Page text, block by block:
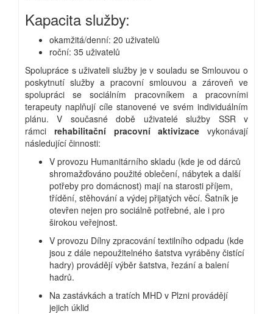
Kapacita služby:
okamžitá/denní: 20 uživatelů
roční: 35 uživatelů
Spolupráce s uživateli služby je v souladu se Smlouvou o
poskytnutí služby a pracovní smlouvou a zároveň ve
spolupráci se sociálním pracovníkem a pracovními
terapeuty naplňují cíle stanovené ve svém individuálním
plánu. V současné době uživatelé služby SSR v
rámci rehabilitační pracovní aktivizace vykonávají
následující činnosti:
V provozu Humanitárního skladu (kde je od dárců
shromažďováno použité oblečení, nábytek a další
potřeby pro domácnost) mají na starosti příjem,
třídění, stěhování a výdej přijatých věcí. Šatník je
otevřen nejen pro sociálně potřebné, ale i pro
širokou veřejnost.
V provozu Dílny zpracování textilního odpadu (kde
jsou z dále nepoužitelného šatstva vyráběny čistící
hadry) provádějí výběr šatstva, řezání a balení
hadrů.
Na zastávkách a tratích MHD v Plzni provádějí
jejich úklid